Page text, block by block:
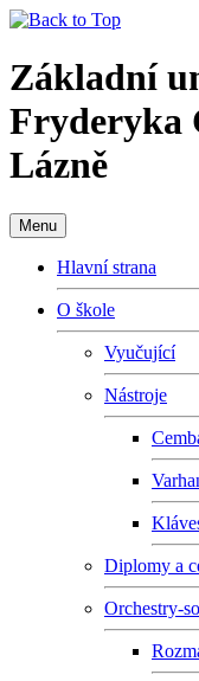
Základní
Fryderyka
Lázně
Menu
Hlavní strana
O škole
Vyučující
Nástroje
Diplomy a
Orchestry-